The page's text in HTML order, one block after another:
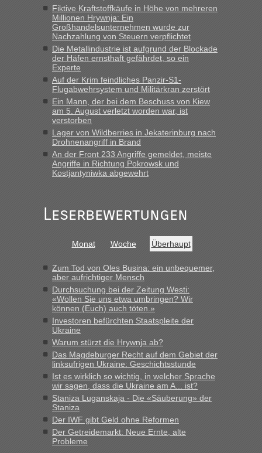
„Hallo Leute, ich weiß nicht, ob ich hier richtig bin mit meiner
Anfrage. Ich möchte 4 Umzugskartons mit gebrauchter
Straßen Kleidung bei der Einreise in die Ukraine
mitnehmen. Es ist gebrauchte Kleidung...“
Berichte und Reisetipps • Re: An welchem
Grenzübergang zwischen Polen und der Ukraine geht es am
schnellsten?
„Wir sind mit unserem Wohnmobil, wie geplant am Montag
15.6. in Krakovets rüber. Sehr zeitig los gegen 5 Uhr in der
Früh. Mit sehr sehr wenig Verkehr, super bis zur Grenze. Nur
8 PKW vor der Schranke....“
Berichte und Reisetipps • Re: An welchem
Grenzübergang zwischen Polen und der Ukraine geht es am
„Gestern 6 Stunden warten vor der Grenze Richtung Polen
in Krakowez mit dem Kleinbus. Abfertigung ging dann
Berichte und Reisetipps • Re: An welchem
Grenzübergang zwischen Polen und der Ukraine geht es am
schnellsten?
„Bin am Montag 15.6.26 um 8 Uhr in Urgyniw ausgereist,
das erste Mal an einem Montagmorgen ca. 15 Fahrzeuge
vor mir, bin sonst der Erste oder Zweite, egal, nach ca 20
Minuten wurde dann die nächste Welle...“
Berichte und Reisetipps • Re: An welchem
Grenzübergang zwischen Polen und der Ukraine geht es am
schnellsten?
„Derzeit, ist es überall sehr voll an den Grenzen Ukraine/
Polen. Zb. Krakovets 100 PKW ca. 10 h Wartezeit. Wollen
Montag rüber, versuchen es sehr früh.“
Fiktive Kraftstoffkäufe in Höhe von mehreren
Millionen Hrywnja: Ein
Großhandelsunternehmen wurde zur
Nachzahlung von Steuern verpflichtet
Die Metallindustrie ist aufgrund der Blockade
der Häfen ernsthaft gefährdet, so ein
Experte
Auf der Krim feindliches Panzir-S1-
Flugabwehrsystem und Militärkran zerstört
Ein Mann, der bei dem Beschuss von Kiew
am 5. August verletzt worden war, ist
verstorben
Lager von Wildberries in Jekaterinburg nach
Drohnenangriff in Brand
An der Front 233 Angriffe gemeldet, meiste
Angriffe in Richtung Pokrowsk und
Kostjantyniwka abgewehrt
Leserbewertungen
Monat Woche Überhaupt
Zum Tod von Oles Busina: ein unbequemer,
aber aufrichtiger Mensch
Durchsuchung bei der Zeitung Westi:
«Wollen Sie uns etwa umbringen? Wir
können (Euch) auch töten.»
Investoren befürchten Staatspleite der
Ukraine
Warum stürzt die Hrywnja ab?
Das Magdeburger Recht auf dem Gebiet der
linksufrigen Ukraine: Geschichtsstunde
Ist es wirklich so wichtig, in welcher Sprache
wir sagen, dass die Ukraine am A... ist?
Staniza Luganskaja - Die «Säuberung» der
Staniza
Der IWF gibt Geld ohne Reformen
Der Getreidemarkt: Neue Ernte, alte
Probleme